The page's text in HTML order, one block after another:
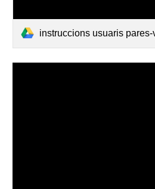
instruccions usuaris pares-